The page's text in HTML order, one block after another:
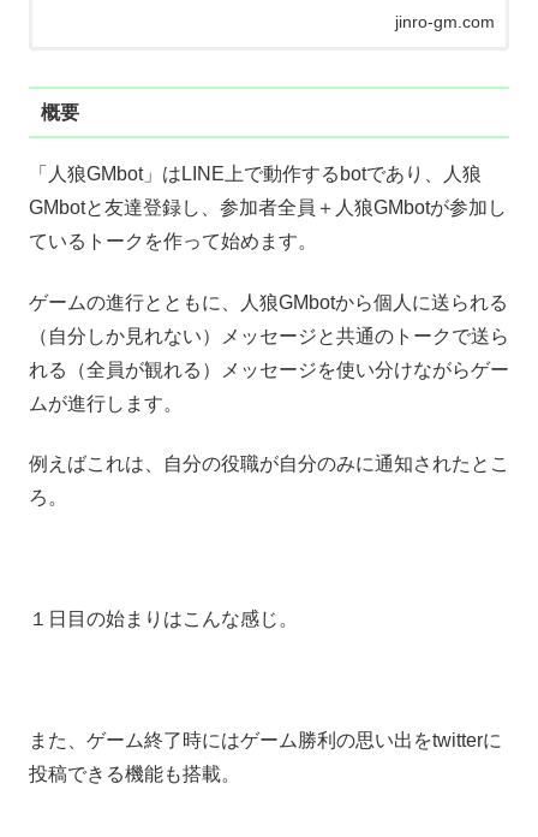
jinro-gm.com
概要
「人狼GMbot」はLINE上で動作するbotであり、人狼
GMbotと友達登録し、参加者全員＋人狼GMbotが参加し
ているトークを作って始めます。
ゲームの進行とともに、人狼GMbotから個人に送られる
（自分しか見れない）メッセージと共通のトークで送ら
れる（全員が観れる）メッセージを使い分けながらゲー
ムが進行します。
例えばこれは、自分の役職が自分のみに通知されたとこ
ろ。
１日目の始まりはこんな感じ。
また、ゲーム終了時にはゲーム勝利の思い出をtwitterに
投稿できる機能も搭載。